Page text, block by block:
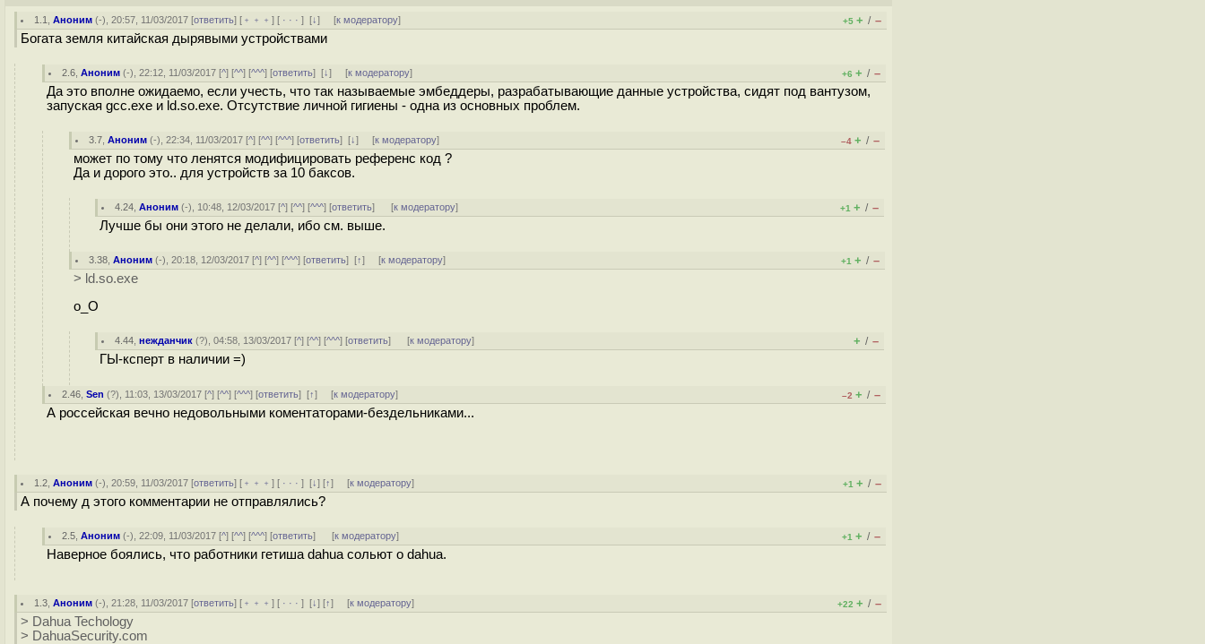
1.1 ,Аноним (-), 20:57, 11/03/2017 [ответить] [ ﹢﹢﹢] [ · · ·][↓] [к модератору] +5 + / –
Богата земля китайская дырявыми устройствами
2.6 ,Аноним (-), 22:12, 11/03/2017 [^] [^^] [^^^] [ответить][↓] [к модератору] +6 + / –
Да это вполне ожидаемо, если учесть, что так называемые эмбеддеры, разрабатывающие данные устройства, сидят под вантузом,
запуская gcc.exe и ld.so.exe. Отсутствие личной гигиены - одна из основных проблем.
3.7 ,Аноним (-), 22:34, 11/03/2017 [^] [^^] [^^^] [ответить][↓] [к модератору] –4 + / –
может по тому что ленятся модифицировать референс код ?
Да и дорого это.. для устройств за 10 баксов.
4.24 ,Аноним (-), 10:48, 12/03/2017 [^] [^^] [^^^] [ответить] [к модератору] +1 + / –
Лучше бы они этого не делали, ибо см. выше.
3.38 ,Аноним (-), 20:18, 12/03/2017 [^] [^^] [^^^] [ответить][↑] [к модератору] +1 + / –
> ld.so.exe
o_O
4.44 ,нежданчик (?), 04:58, 13/03/2017 [^] [^^] [^^^] [ответить] [к модератору] + / –
ГЫ-ксперт в наличии =)
2.46 ,Sen (?), 11:03, 13/03/2017 [^] [^^] [^^^] [ответить][↑] [к модератору] –2 + / –
А россейская вечно недовольными коментаторами-бездельниками...
1.2 ,Аноним (-), 20:59, 11/03/2017 [ответить] [ ﹢﹢﹢] [ · · ·][↓] [↑] [к модератору] +1 + / –
А почему д этого комментарии не отправлялись?
2.5 ,Аноним (-), 22:09, 11/03/2017 [^] [^^] [^^^] [ответить] [к модератору] +1 + / –
Наверное боялись, что работники гетиша dahua сольют o dahua.
1.3 ,Аноним (-), 21:28, 11/03/2017 [ответить] [ ﹢﹢﹢] [ · · ·][↓] [↑] [к модератору] +22 + / –
> Dahua Techology
> DahuaSecurity.com